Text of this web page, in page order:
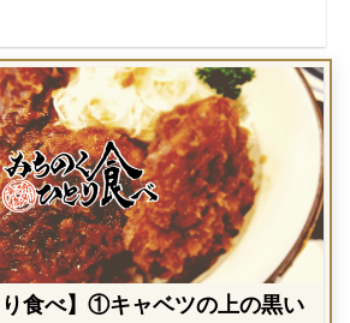
り食べ】①キャベツの上の黒い